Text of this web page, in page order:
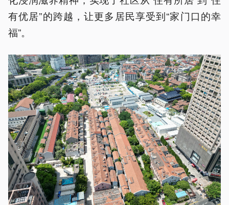
有优居”的跨越，让更多居民享受到“家门口的幸
福”。